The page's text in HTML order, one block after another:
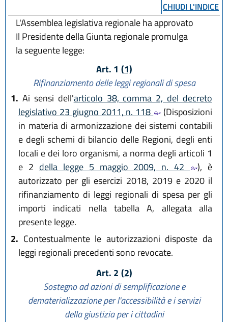
CHIUDI L'INDICE
L'Assemblea legislativa regionale ha approvato
Il Presidente della Giunta regionale promulga
la seguente legge:
Art. 1 (1)
Rifinanziamento delle leggi regionali di spesa
1. Ai sensi dell'articolo 38, comma 2, del decreto
legislativo 23 giugno 2011, n. 118
(Disposizioni
in materia di armonizzazione dei sistemi contabili
e degli schemi di bilancio delle Regioni, degli enti
locali e dei loro organismi, a norma degli articoli 1
e 2 della legge 5 maggio 2009, n. 42
), è
autorizzato per gli esercizi 2018, 2019 e 2020 il
rifinanziamento di leggi regionali di spesa per gli
importi indicati nella tabella A, allegata alla
presente legge.
2. Contestualmente le autorizzazioni disposte da
leggi regionali precedenti sono revocate.
Art. 2 (2)
Sostegno ad azioni di semplificazione e
dematerializzazione per l'accessibilità e i servizi
della giustizia per i cittadini